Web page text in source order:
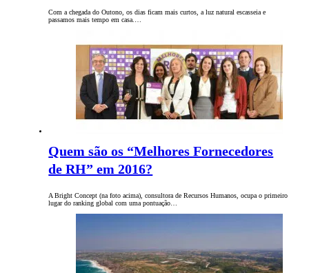
Com a chegada do Outono, os dias ficam mais curtos, a luz natural escasseia e
passamos mais tempo em casa.…
Quem são os “Melhores Fornecedores
de RH” em 2016?
A Bright Concept (na foto acima), consultora de Recursos Humanos, ocupa o primeiro
lugar do ranking global com uma pontuação…